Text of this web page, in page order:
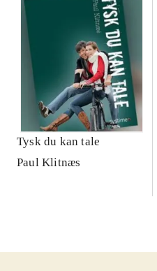
Tysk du kan tale
Paul Klitnæs